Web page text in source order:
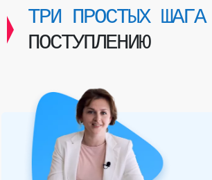
ТРИ ПРОСТЫХ ШАГА
ПОСТУПЛЕНИЮ